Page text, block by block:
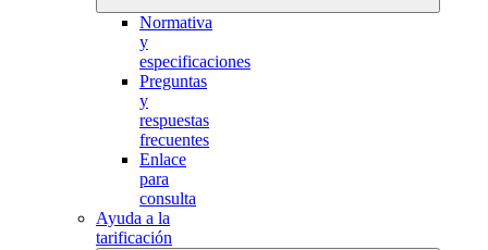
Normativa
y
especificaciones
Preguntas
y
respuestas
frecuentes
Enlace
para
consulta
Ayuda a la
tarificación